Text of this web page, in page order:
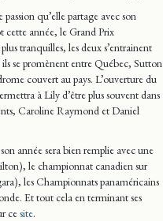
qu’elle partage avec son
année, le Grand Prix
tranquilles, les deux s’entrainent
se promènent entre Québec, Sutton
couvert au pays. L’ouverture du
à Lily d’être plus souvent dans
Caroline Raymond et Daniel
année sera bien remplie avec une
le championnat canadien sur
les Championnats panaméricains
Et tout cela en terminant ses
cesite.